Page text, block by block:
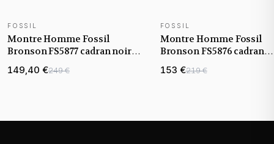
NOUVEAUTÉ
FOSSIL
Montre Homme Fossil
Bronson FS5877 cadran noir
bracelet acier
149,40 €249 €
NOUVEAUTÉ
FOSSIL
Montre Homme Fossil
Bronson FS5876 cadran
marron bracelet acier
153 €219 €